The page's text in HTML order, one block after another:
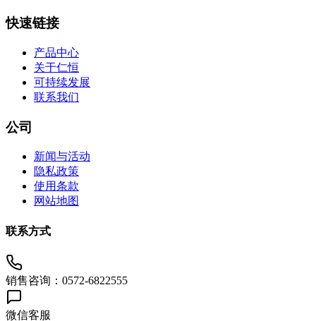
快速链接
产品中心
关于仁恒
可持续发展
联系我们
公司
新闻与活动
隐私政策
使用条款
网站地图
联系方式
销售咨询：0572-6822555
微信客服